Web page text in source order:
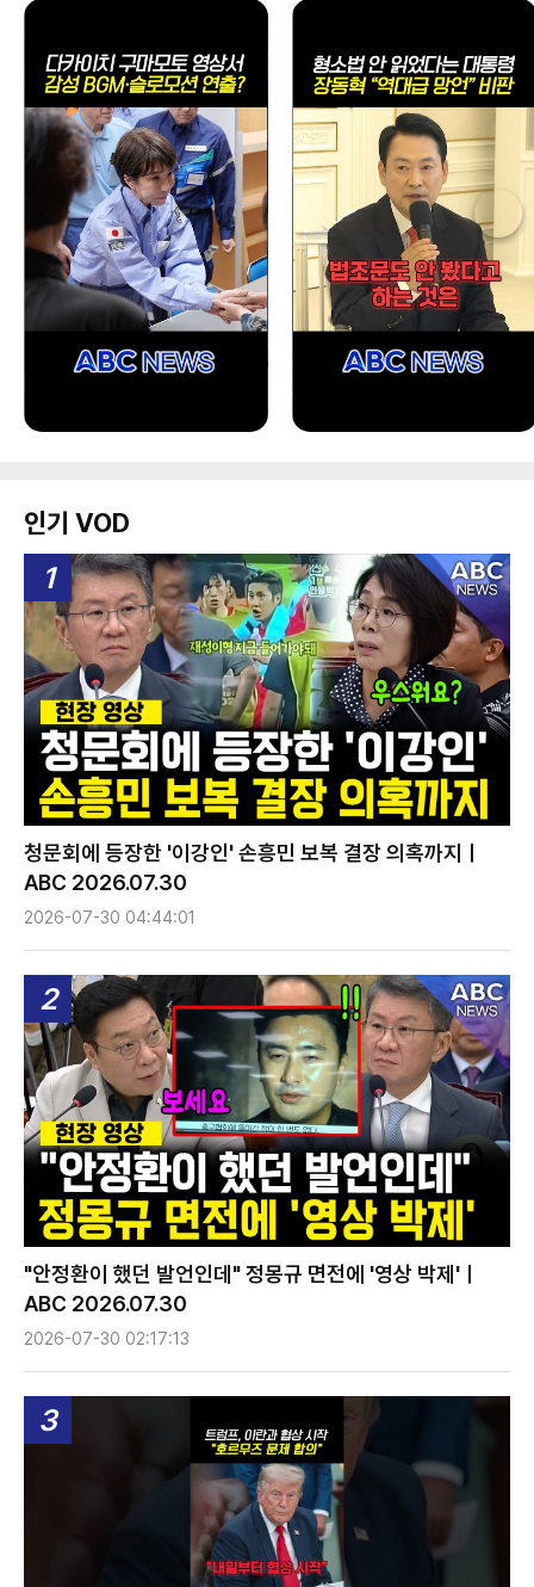
인기 VOD
1
청문회에 등장한 '이강인' 손흥민 보복 결장 의혹까지ㅣ
ABC 2026.07.30
2026-07-30 04:44:01
2
"안정환이 했던 발언인데" 정몽규 면전에 '영상 박제'ㅣ
ABC 2026.07.30
2026-07-30 02:17:13
3